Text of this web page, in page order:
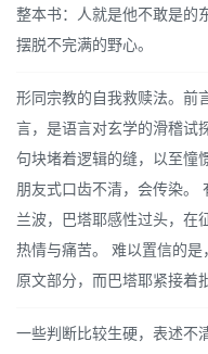
整本书：人就是他不敢是的
摆脱不完满的野心。
形同宗教的自我救赎法。前
言，是语言对玄学的滑稽试
句块堵着逻辑的缝，以至憧
朋友式口齿不清，会传染。
兰波，巴塔耶感性过头，在
热情与痛苦。 难以置信的
原文部分，而巴塔耶紧接着
一些判断比较生硬，表述不